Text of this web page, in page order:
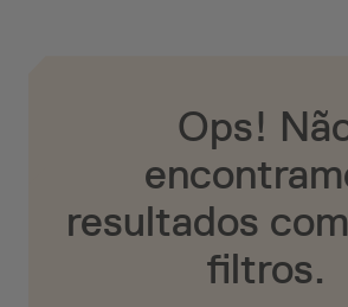
Ops!
resultados
filtros.